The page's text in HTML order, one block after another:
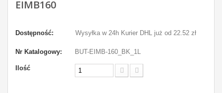
EIMB160
Dostępność: Wysyłka w 24h Kurier DHL już od 22.52 zł
Nr Katalogowy: BUT-EIMB-160_BK_1L
Ilość